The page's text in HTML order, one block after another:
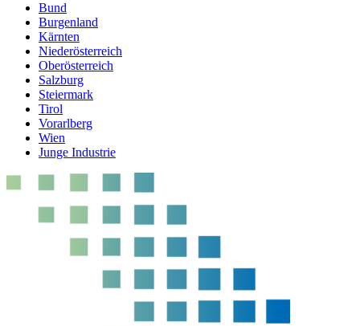
Bund
Burgenland
Kärnten
Niederösterreich
Oberösterreich
Salzburg
Steiermark
Tirol
Vorarlberg
Wien
Junge Industrie